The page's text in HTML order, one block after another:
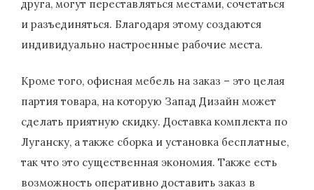
друга, могут переставляться местами, сочетаться
и разъединяться. Благодаря этому создаются
индивидуально настроенные рабочие места.
Кроме того, офисная мебель на заказ – это целая
партия товара, на которую Запад Дизайн может
сделать приятную скидку. Доставка комплекта по
Луганску, а также сборка и установка бесплатные,
так что это существенная экономия. Также есть
возможность оперативно доставить заказ в